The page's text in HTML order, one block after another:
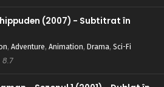
(2007) - Subtitrat în
, Adventure, Animation, Drama, Sci-Fi
8.7